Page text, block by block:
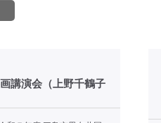
講演会（上野千鶴子